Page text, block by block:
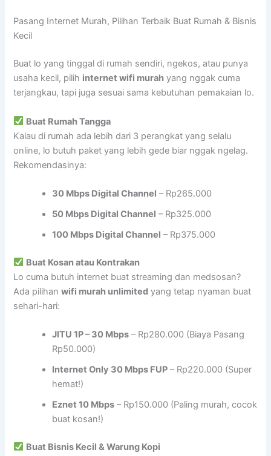
Pasang Internet Murah, Pilihan Terbaik Buat Rumah & Bisnis
Kecil
Buat lo yang tinggal di rumah sendiri, ngekos, atau punya
usaha kecil, pilih internet wifi murah yang nggak cuma
terjangkau, tapi juga sesuai sama kebutuhan pemakaian lo.
Buat Rumah Tangga
Kalau di rumah ada lebih dari 3 perangkat yang selalu
online, lo butuh paket yang lebih gede biar nggak ngelag.
Rekomendasinya:
30 Mbps Digital Channel – Rp265.000
50 Mbps Digital Channel – Rp325.000
100 Mbps Digital Channel – Rp375.000
Buat Kosan atau Kontrakan
Lo cuma butuh internet buat streaming dan medsosan?
Ada pilihanwifi murah unlimited yang tetap nyaman buat
sehari-hari:
JITU 1P – 30 Mbps – Rp280.000 (Biaya Pasang
Rp50.000)
Internet Only 30 Mbps FUP – Rp220.000 (Super
hemat!)
Eznet 10 Mbps – Rp150.000 (Paling murah, cocok
buat kosan!)
Buat Bisnis Kecil & Warung Kopi